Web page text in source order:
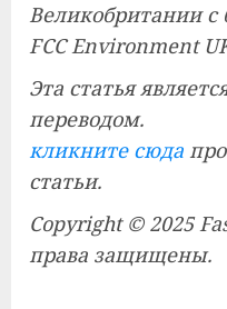
Великобритании
FCC Environment
Эта статья
переводом.
кликните сюда
статьи.
Copyright © 2025
права защищены.